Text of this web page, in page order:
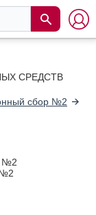
СРЕДСТВ
сбор №2
№2
№2